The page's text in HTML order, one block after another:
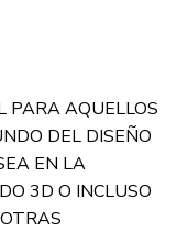
PARA AQUELLOS
DEL DISEÑO
EN LA
3D O INCLUSO